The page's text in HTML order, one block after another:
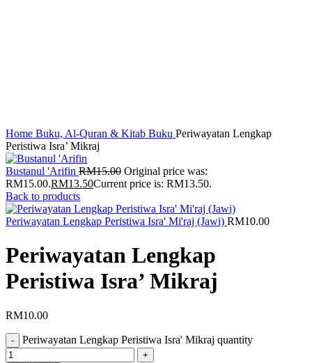
Home Buku, Al-Quran & Kitab Buku Periwayatan Lengkap
Peristiwa Isra’ Mikraj
Bustanul 'Arifin RM15.00 Original price was:
RM15.00.RM13.50Current price is: RM13.50.
Back to products
Periwayatan Lengkap Peristiwa Isra' Mi'raj (Jawi) RM10.00
Periwayatan Lengkap
Peristiwa Isra’ Mikraj
RM10.00
Periwayatan Lengkap Peristiwa Isra' Mikraj quantity